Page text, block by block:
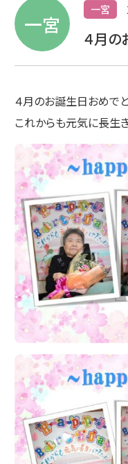
一宮
一宮
４月
４月のお誕生日おめでと
これからも元気に長生